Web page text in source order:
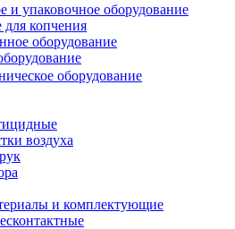
и упаковочное оборудование
копчения
оборудование
оборудование
воздуха
и комплектующие